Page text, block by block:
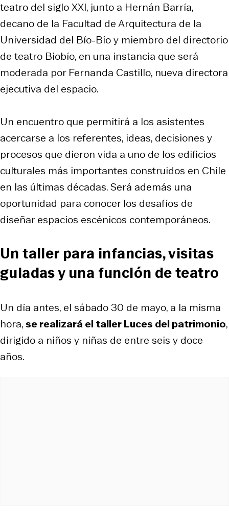
teatro del siglo XXI, junto a Hernán Barría,
decano de la Facultad de Arquitectura de la
Universidad del Bío-Bío y miembro del directorio
de teatro Biobío, en una instancia que será
moderada por Fernanda Castillo, nueva directora
ejecutiva del espacio.
Un encuentro que permitirá a los asistentes
acercarse a los referentes, ideas, decisiones y
procesos que dieron vida a uno de los edificios
culturales más importantes construidos en Chile
en las últimas décadas. Será además una
oportunidad para conocer los desafíos de
diseñar espacios escénicos contemporáneos.
Un taller para infancias, visitas
guiadas y una función de teatro
Un día antes, el sábado 30 de mayo, a la misma
hora,se realizará el tallerLuces del patrimonio,
dirigido a niños y niñas de entre seis y doce
años.